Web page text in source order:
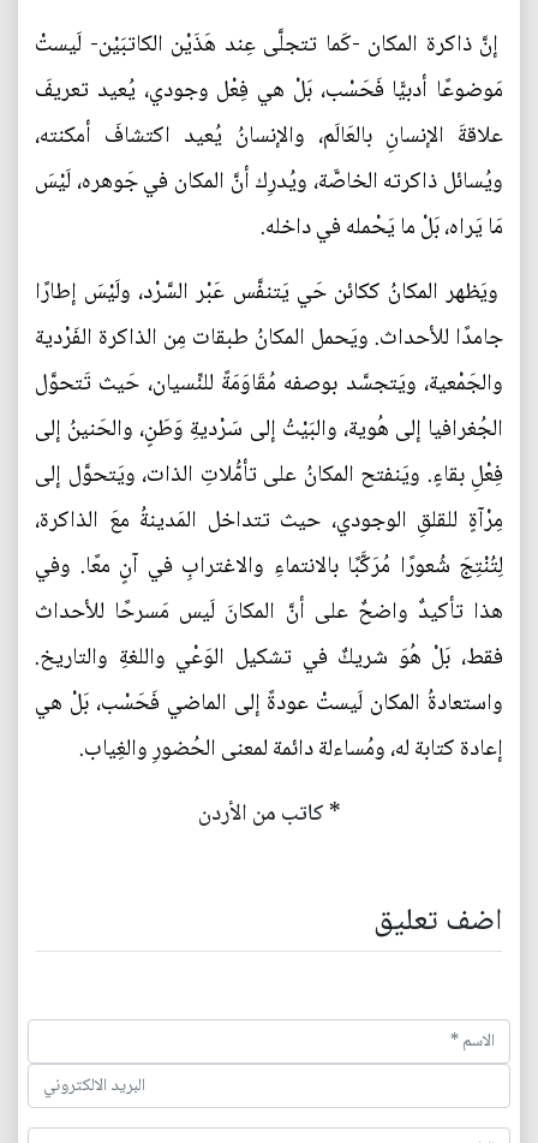
إنَّ ذاكرة المكان -كَما تتجلَّى عِند هَذَيْن الكاتبَيْن- لَيستْ
مَوضوعًا أدبيًّا فَحَسْب، بَلْ هي فِعْل وجودي، يُعيد تعريفَ
علاقةَ الإنسانِ بالعَالَم، والإنسانُ يُعيد اكتشافَ أمكنته،
ويُسائل ذاكرته الخاصَّة، ويُدرِك أنَّ المكان في جَوهره، لَيْسَ
مَا يَراه، بَلْ ما يَحْمله في داخله.
ويَظهر المكانُ ككائن حَي يَتنفَّس عَبْر السَّرْد، ولَيْسَ إطارًا
جامدًا للأحداث. ويَحمل المكانُ طبقات مِن الذاكرة الفَرْدية
والجَمْعية، ويَتجسَّد بوصفه مُقَاوَمَةً للنِّسيان، حَيث تَتحوَّل
الجُغرافيا إلى هُوية، والبَيْتُ إلى سَرْديةِ وَطَنٍ، والحَنينُ إلى
فِعْلِ بقاءٍ. ويَنفتح المكانُ على تأمُّلاتِ الذات، ويَتحوَّل إلى
مِرْآةٍ للقلقِ الوجودي، حيث تتداخل المَدينةُ معَ الذاكرة،
لِتُنْتِجَ شُعورًا مُرَكَّبًا بالانتماءِ والاغترابِ في آنٍ معًا. وفي
هذا تأكيدٌ واضحٌ على أنَّ المكانَ لَيس مَسرحًا للأحداث
فقط، بَلْ هُوَ شريكٌ في تشكيل الوَعْي واللغةِ والتاريخ.
واستعادةُ المكان لَيستْ عودةً إلى الماضي فَحَسْب، بَلْ هي
إعادة كتابة له، ومُساءلة دائمة لمعنى الحُضورِ والغِياب.
* كاتب من الأردن
اضف تعليق